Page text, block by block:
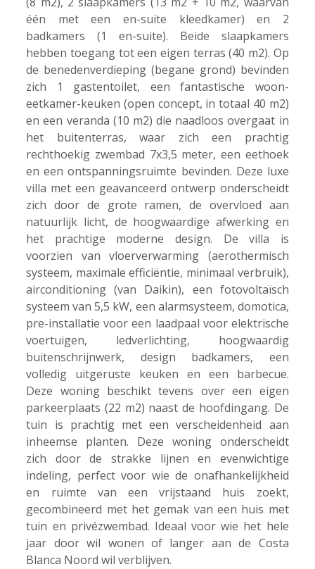
één met een en-suite kleedkamer) en 2
badkamers (1 en-suite). Beide slaapkamers
hebben toegang tot een eigen terras (40 m2). Op
de benedenverdieping (begane grond) bevinden
zich 1 gastentoilet, een fantastische woon-
eetkamer-keuken (open concept, in totaal 40 m2)
en een veranda (10 m2) die naadloos overgaat in
het buitenterras, waar zich een prachtig
rechthoekig zwembad 7x3,5 meter, een eethoek
en een ontspanningsruimte bevinden. Deze luxe
villa met een geavanceerd ontwerp onderscheidt
zich door de grote ramen, de overvloed aan
natuurlijk licht, de hoogwaardige afwerking en
het prachtige moderne design. De villa is
voorzien van vloerverwarming (aerothermisch
systeem, maximale efficiëntie, minimaal verbruik),
airconditioning (van Daikin), een fotovoltaïsch
systeem van 5,5 kW, een alarmsysteem, domotica,
pre-installatie voor een laadpaal voor elektrische
voertuigen, ledverlichting, hoogwaardig
buitenschrijnwerk, design badkamers, een
volledig uitgeruste keuken en een barbecue.
Deze woning beschikt tevens over een eigen
parkeerplaats (22 m2) naast de hoofdingang. De
tuin is prachtig met een verscheidenheid aan
inheemse planten. Deze woning onderscheidt
zich door de strakke lijnen en evenwichtige
indeling, perfect voor wie de onafhankelijkheid
en ruimte van een vrijstaand huis zoekt,
gecombineerd met het gemak van een huis met
tuin en privézwembad. Ideaal voor wie het hele
jaar door wil wonen of langer aan de Costa
Blanca Noord wil verblijven.